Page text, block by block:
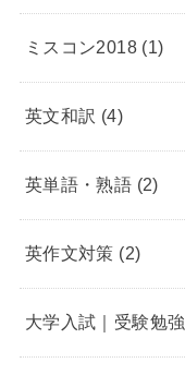
ミスコン2018 (1)
英文和訳 (4)
英単語・熟語 (2)
英作文対策 (2)
大学入試｜受験勉強